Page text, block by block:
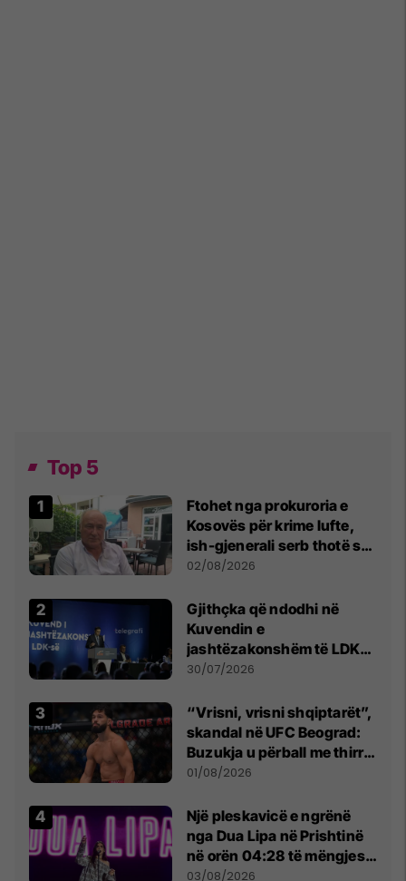
Top 5
Ftohet nga prokuroria e
Kosovës për krime lufte,
ish-gjenerali serb thotë se
dikush e tradhtoi në
02/08/2026
Gjithçka që ndodhi në
Kuvendin e
jashtëzakonshëm të LDK-
së
30/07/2026
“Vrisni, vrisni shqiptarët”,
skandal në UFC Beograd:
Buzukja u përball me thirrje
anti-shqiptare nga
01/08/2026
Një pleskavicë e ngrënë
nga Dua Lipa në Prishtinë
në orën 04:28 të mëngjesit
- dhe bota digjitale serbe
03/08/2026